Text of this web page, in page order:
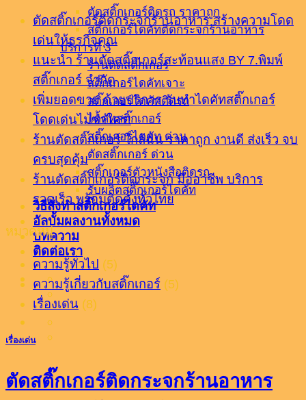
ตัดสติ๊กเกอร์ติดรถ ราคาถูก
สติ๊กเกอร์ไดคัทติดกระจกร้านอาหาร
บริการที่ 3
ร้านตัดสติ๊กเกอร์
สติ๊กเกอร์ไดคัทเจาะ
สติ๊กเกอร์ไดคัทติดรถ
ไดคัทสติ๊กเกอร์
สติ๊กเกอร์ไดคัท ด่วน
ตัดสติ๊กเกอร์ ด่วน
สติ๊กเกอร์ตัวหนังสือติดรถ
รับผลิตสติ๊กเกอร์ไดคัท
วิธีสั่งทำสติ๊กเกอร์ไดคัท
อัลบั้มผลงานทั้งหมด
บทความ
ติดต่อเรา
ตัดสติ๊กเกอร์ติดกระจกร้านอาหาร สร้างความโดด
เด่นให้ธุรกิจคุณ
แนะนำ ร้านตัดสติ๊กเกอร์สะท้อนแสง BY 7.พิมพ์
สติ๊กเกอร์ จำกัด
เพิ่มยอดขาย ด้วยบริการ รับทำไดคัทสติ๊กเกอร์
โดดเด่นไม่ซ้ำใคร!
ร้านตัดสติ๊กเกอร์ ใกล้ฉัน ราคาถูก งานดี ส่งเร็ว จบ
ครบสุดคุ้ม
ร้านตัดสติ๊กเกอร์ติดกระจก มืออาชีพ บริการ
รวดเร็ว พร้อมติดตั้งทั่วไทย
หมวดหมู่
ความรู้ทั่วไป (5)
ความรู้เกี่ยวกับสติ๊กเกอร์ (5)
เรื่องเด่น (8)
เรื่องเด่น
ตัดสติ๊กเกอร์ติดกระจกร้านอาหาร